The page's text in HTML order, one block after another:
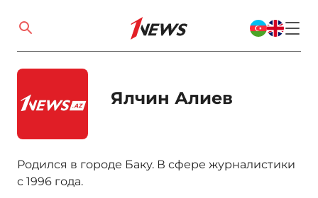
Ялчин Алиев
Родился в городе Баку. В сфере журналистики
с 1996 года.